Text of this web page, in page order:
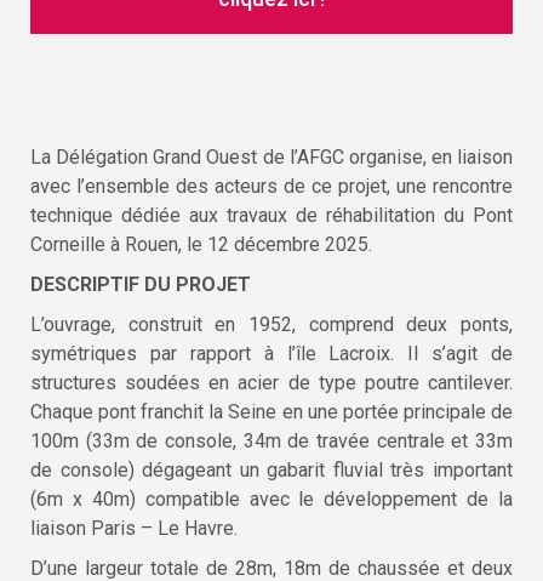
La Délégation Grand Ouest de l’AFGC organise, en liaison
avec l’ensemble des acteurs de ce projet, une rencontre
technique dédiée aux travaux de réhabilitation du Pont
Corneille à Rouen, le 12 décembre 2025.
DESCRIPTIF DU PROJET
L’ouvrage, construit en 1952, comprend deux ponts,
symétriques par rapport à l’île Lacroix. Il s’agit de
structures soudées en acier de type poutre cantilever.
Chaque pont franchit la Seine en une portée principale de
100m (33m de console, 34m de travée centrale et 33m
de console) dégageant un gabarit fluvial très important
(6m x 40m) compatible avec le développement de la
liaison Paris – Le Havre.
D’une largeur totale de 28m, 18m de chaussée et deux